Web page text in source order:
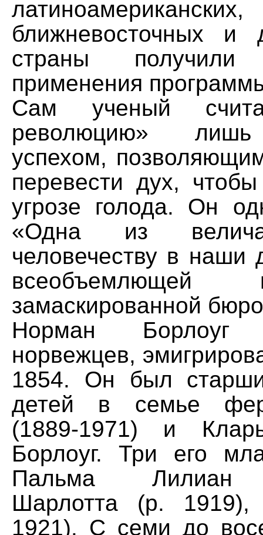
ближневосточных и
страны
применения
Сам ученый
революцию»
успехом,
перевести дух,
угрозе голода. Он
«Одна из
человечеству в наши
замаскированной
Норман
норвежцев,
1854. Он был
детей в семье
(1889-1971) и
Борлоуг. Три его
Пальма Лилиан
Шарлотта (р.
1921). С семи до